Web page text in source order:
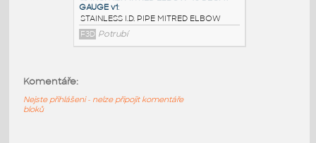
F3D Potrubí
F3D Potrubí
Komentáře:
Nejste přihlášeni - nelze připojit komentáře
bloků